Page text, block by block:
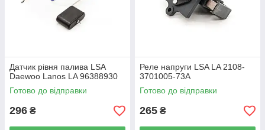
Датчик рівня палива LSA
Daewoo Lanos LA 96388930
Готово до відправки
296 ₴
Реле напруги LSA LA 2108-
3701005-73A
Готово до відправки
265 ₴